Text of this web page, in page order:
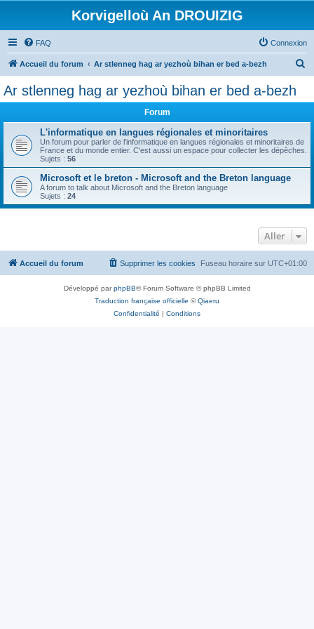
Korvigelloù An DROUIZIG
FAQ Connexion
Accueil du forum Ar stlenneg hag ar yezhoù bihan er bed a-bezh
Ar stlenneg hag ar yezhoù bihan er bed a-bezh
Forum
L'informatique en langues régionales et minoritaires
Un forum pour parler de l'informatique en langues régionales et minoritaires de
France et du monde entier. C'est aussi un espace pour collecter les dépêches.
Sujets : 56
Microsoft et le breton - Microsoft and the Breton language
A forum to talk about Microsoft and the Breton language
Sujets : 24
Aller
Accueil du forum Fuseau horaire sur UTC+01:00
Supprimer les cookies
Développé parphpBB® Forum Software © phpBB Limited
Traduction française officielle ©Qiaeru
Confidentialité | Conditions